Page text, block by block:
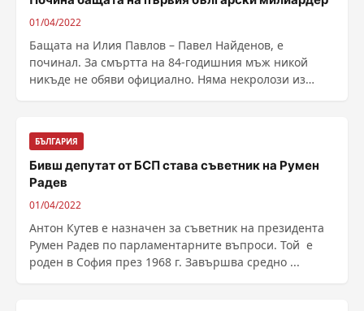
01/04/2022
Бащата на Илия Павлов – Павел Найденов, е
починал. За смъртта на 84-годишния мъж никой
никъде не обяви официално. Няма некролози из
БЪЛГАРИЯ
Бивш депутат от БСП става съветник на Румен
Радев
01/04/2022
Антон Кутев е назначен за съветник на президента
Румен Радев по парламентарните въпроси. Той е
роден в София през 1968 г. Завършва средно ...